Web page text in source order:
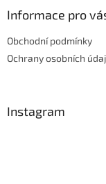
Informace pro
Obchodní podmínky
Ochrany osobních
Instagram